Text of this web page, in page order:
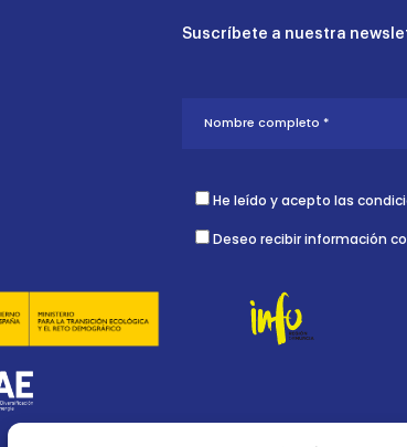
Suscríbete a nuestra
He leído y acepto las
Deseo recibir información